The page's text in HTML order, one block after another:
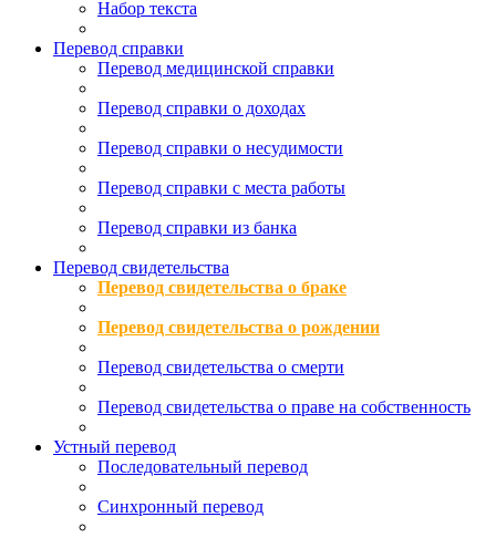
Набор текста
Перевод справки
Перевод медицинской справки
Перевод справки о доходах
Перевод справки о несудимости
Перевод справки с места работы
Перевод справки из банка
Перевод свидетельства
Перевод свидетельства о браке
Перевод свидетельства о рождении
Перевод свидетельства о смерти
Перевод свидетельства о праве на собственность
Устный перевод
Последовательный перевод
Синхронный перевод